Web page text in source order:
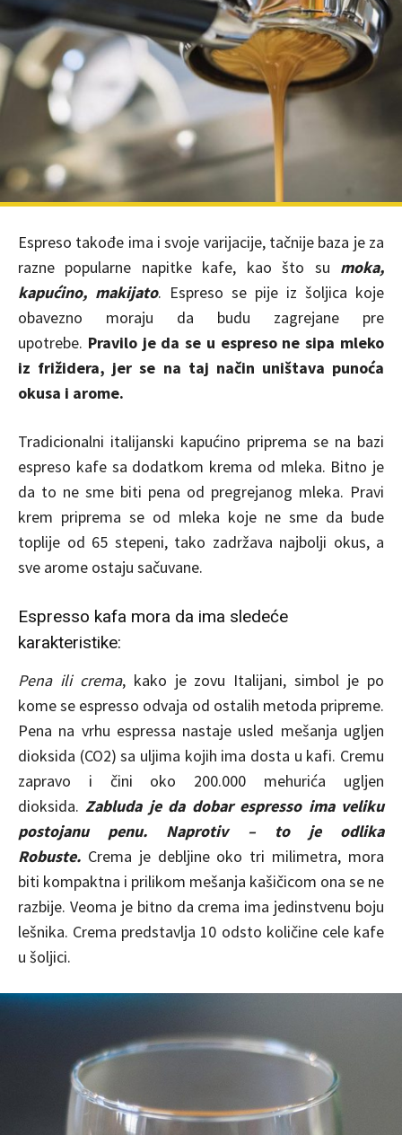
Espreso takođe ima i svoje varijacije, tačnije baza je za
razne popularne napitke kafe, kao što su moka,
kapućino, makijato. Espreso se pije iz šoljica koje
obavezno moraju da budu zagrejane pre
upotrebe. Pravilo je da se u espreso ne sipa mleko
iz frižidera, jer se na taj način uništava punoća
okusa i arome.
Tradicionalni italijanski kapućino priprema se na bazi
espreso kafe sa dodatkom krema od mleka. Bitno je
da to ne sme biti pena od pregrejanog mleka. Pravi
krem priprema se od mleka koje ne sme da bude
toplije od 65 stepeni, tako zadržava najbolji okus, a
sve arome ostaju sačuvane.
Espresso kafa mora da ima sledeće
karakteristike:
Pena ili crema, kako je zovu Italijani, simbol je po
kome se espresso odvaja od ostalih metoda pripreme.
Pena na vrhu espressa nastaje usled mešanja ugljen
dioksida (CO2) sa uljima kojih ima dosta u kafi. Cremu
zapravo i čini oko 200.000 mehurića ugljen
dioksida.Zabluda je da dobar espresso ima veliku
postojanu penu. Naprotiv – to je odlika
Robuste. Crema je debljine oko tri milimetra, mora
biti kompaktna i prilikom mešanja kašičicom ona se ne
razbije. Veoma je bitno da crema ima jedinstvenu boju
lešnika. Crema predstavlja 10 odsto količine cele kafe
u šoljici.